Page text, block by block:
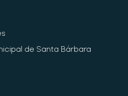
de Santa Bárbara